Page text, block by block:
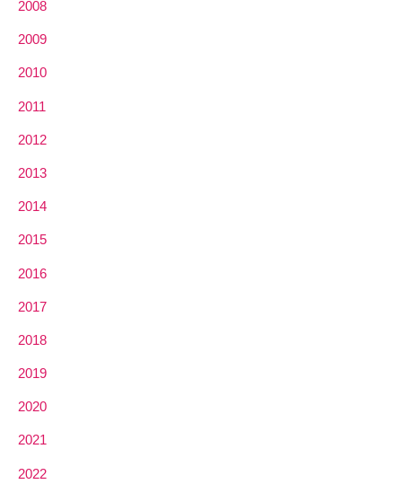
2008
2009
2010
2011
2012
2013
2014
2015
2016
2017
2018
2019
2020
2021
2022